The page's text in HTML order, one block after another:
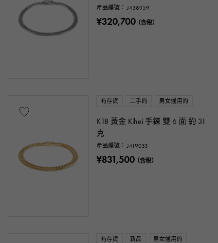
產品編號： J438959
¥320,700（含稅）
有存貨 二手的 男女通用的
K18 黃金 Kihei 手鍊 雙 6 面 約 31
克
產品編號： J419033
¥831,500（含稅）
有存貨 新品 男女通用的